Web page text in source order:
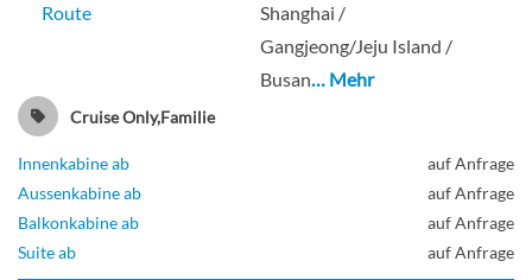
Route
Shanghai /
Gangjeong/Jeju Island /
Busan… Mehr
Cruise Only,Familie
Innenkabine ab
auf Anfrage
Aussenkabine ab
auf Anfrage
Balkonkabine ab
auf Anfrage
Suite ab
auf Anfrage